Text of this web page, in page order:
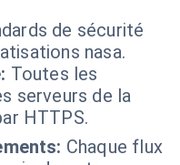
de sécurité
nasa.
Toutes les
serveurs de la
HTTPS.
Chaque flux